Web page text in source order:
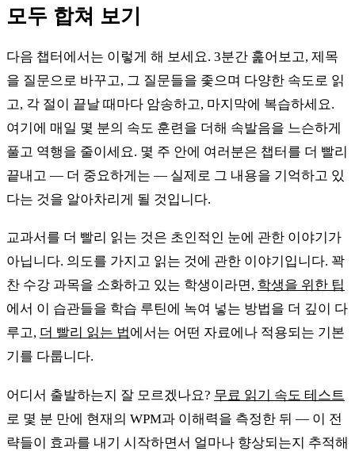
모두 합쳐 보기
다음 챕터에서는 이렇게 해 보세요. 3분간 훑어보고, 제목
을 질문으로 바꾸고, 그 질문들을 좇으며 다양한 속도로 읽
고, 각 절이 끝날 때마다 암송하고, 마지막에 복습하세요.
여기에 매일 몇 분의 속도 훈련을 더해 속발음을 느슨하게
풀고 역행을 줄이세요. 몇 주 안에 여러분은 챕터를 더 빨리
끝내고 — 더 중요하게는 — 실제로 그 내용을 기억하고 있
다는 것을 알아차리게 될 것입니다.
교과서를 더 빨리 읽는 것은 초인적인 눈에 관한 이야기가
아닙니다. 의도를 가지고 읽는 것에 관한 이야기입니다. 꽉
찬 수강 과목을 소화하고 있는 학생이라면, 학생을 위한 팁
에서 이 습관들을 학습 루틴에 녹여 넣는 방법을 더 깊이 다
루고, 더 빨리 읽는 법에서는 어떤 자료에나 적용되는 기본
기를 다룹니다.
어디서 출발하는지 잘 모르겠나요? 무료 읽기 속도 테스트
로 몇 분 만에 현재의 WPM과 이해력을 측정한 뒤 — 이 전
략들이 효과를 내기 시작하면서 얼마나 향상되는지 추적해